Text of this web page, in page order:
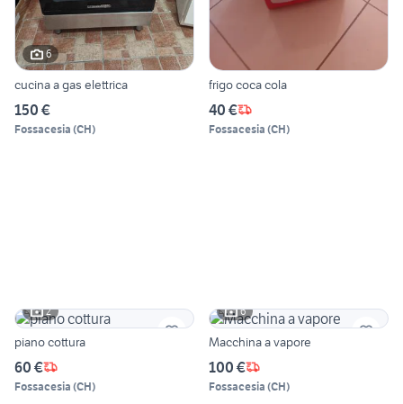
6
cucina a gas elettrica
150 €
Fossacesia (CH)
frigo coca cola
40 €
Fossacesia (CH)
2
piano cottura
60 €
Fossacesia (CH)
6
Macchina a vapore
100 €
Fossacesia (CH)